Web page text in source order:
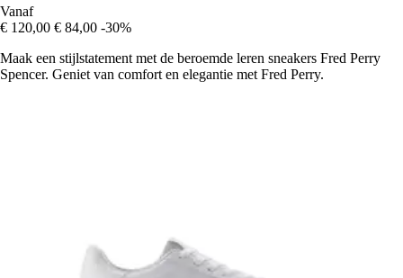
Vanaf
€ 120,00 € 84,00 -30%
Maak een stijlstatement met de beroemde leren sneakers Fred Perry
Spencer. Geniet van comfort en elegantie met Fred Perry.